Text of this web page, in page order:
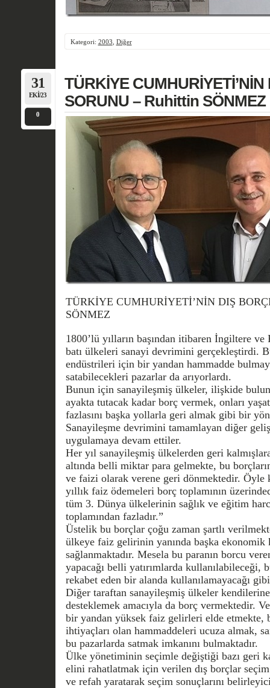
Kategori: 2003 Diğer
31
EKI/23
0
TÜRKİYE
SORUNU – Ruhittin SÖNMEZ
TÜRKİYE CUMHURİYETİ’NİN DIŞ
SÖNMEZ
1800’lü yılların başından itibaren İngiltere ve
batı ülkeleri sanayi devrimini gerçekleştirdi.
endüstrileri için bir yandan hammadde
satabilecekleri pazarlar da arıyorlardı.
Bunun için sanayileşmiş ülkeler, ilişkide
ayakta tutacak kadar borç vermek, onları
fazlasını başka yollarla geri almak gibi bir
Sanayileşme devrimini tamamlayan diğer
uygulamaya devam ettiler.
Her yıl sanayileşmiş ülkelerden geri
altında belli miktar para gelmekte, bu
ve faizi olarak verene geri dönmektedir.
yıllık faiz ödemeleri borç toplamının
tüm 3. Dünya ülkelerinin sağlık ve eğitim
toplamından fazladır.”
Üstelik bu borçlar çoğu zaman şartlı
ülkeye faiz gelirinin yanında başka ekonomik
sağlanmaktadır. Mesela bu paranın borcu
yapacağı belli yatırımlarda kullanılabileceği,
rekabet eden bir alanda kullanılamayacağı
Diğer taraftan sanayileşmiş ülkeler
desteklemek amacıyla da borç vermektedir.
bir yandan yüksek faiz gelirleri elde etmekte,
ihtiyaçları olan hammaddeleri ucuza almak,
bu pazarlarda satmak imkanını bulmaktadır.
Ülke yönetiminin seçimle değiştiği bazı geri
elini rahatlatmak için verilen dış borçlar
ve refah yaratarak seçim sonuçlarını